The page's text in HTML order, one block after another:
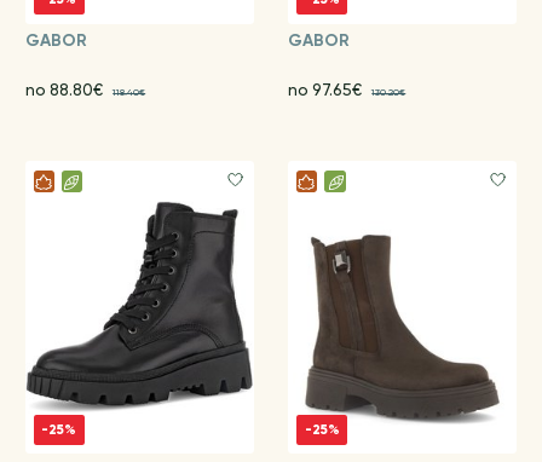
GABOR
no 88.80€ 118.40€
GABOR
no 97.65€ 130.20€
-25% -25%